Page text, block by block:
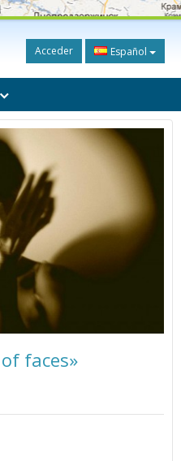
Acceder Español
faces»